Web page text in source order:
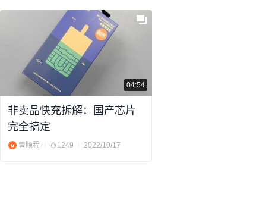
04:54
非卖品快充拆解：国产芯片
完全搞定
曹顺程 1249 2022/10/17